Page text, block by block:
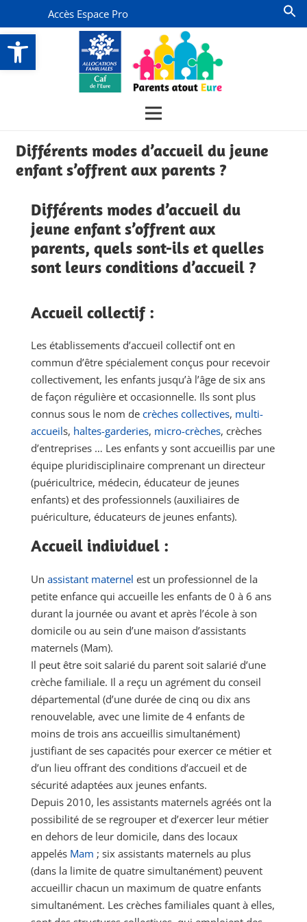
Ouvrir la barre d’outils
Accès Espace Pro
Différents modes d’accueil du jeune
enfant s’offrent aux parents ?
Différents modes d’accueil du
jeune enfant s’offrent aux
parents, quels sont-ils et quelles
sont leurs conditions d’accueil ?
Accueil collectif :
Les établissements d’accueil collectif ont en
commun d’être spécialement conçus pour recevoir
collectivement, les enfants jusqu’à l’âge de six ans
de façon régulière et occasionnelle. Ils sont plus
connus sous le nom de crèches collectives, multi-
accueils, haltes-garderies, micro-crèches, crèches
d’entreprises … Les enfants y sont accueillis par une
équipe pluridisciplinaire comprenant un directeur
(puéricultrice, médecin, éducateur de jeunes
enfants) et des professionnels (auxiliaires de
puériculture, éducateurs de jeunes enfants).
Accueil individuel :
Un assistant maternel est un professionnel de la
petite enfance qui accueille les enfants de 0 à 6 ans
durant la journée ou avant et après l’école à son
domicile ou au sein d’une maison d’assistants
maternels (Mam).
Il peut être soit salarié du parent soit salarié d’une
crèche familiale. Il a reçu un agrément du conseil
départemental (d’une durée de cinq ou dix ans
renouvelable, avec une limite de 4 enfants de
moins de trois ans accueillis simultanément)
justifiant de ses capacités pour exercer ce métier et
d’un lieu offrant des conditions d’accueil et de
sécurité adaptées aux jeunes enfants.
Depuis 2010, les assistants maternels agréés ont la
possibilité de se regrouper et d’exercer leur métier
en dehors de leur domicile, dans des locaux
appelés Mam ; six assistants maternels au plus
(dans la limite de quatre simultanément) peuvent
accueillir chacun un maximum de quatre enfants
simultanément. Les crèches familiales quant à elles,